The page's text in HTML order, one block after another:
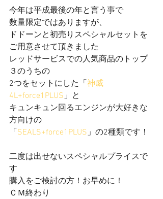
今年は平成最後の年と言う事で
数量限定ではありますが、
ドドーンと初売りスペシャルセットを
ご用意させて頂きました
レッドサービスでの人気商品のトップ
３のうちの
2つをセットにした「 神威
4L+force1PLUS」と
キュンキュン回るエンジンが大好きな
方向けの
「 SEALS+force1PLUS」の2種類です！
二度は出せないスペシャルプライスで
す
購入をご検討の方！お早めに！
ＣＭ終わり